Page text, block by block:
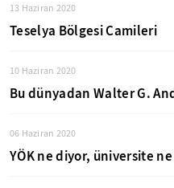
13 Haziran 2020
Teselya Bölgesi Camileri
10 Haziran 2020
Bu dünyadan Walter G.
06 Haziran 2020
YÖK ne diyor, üniversite ne